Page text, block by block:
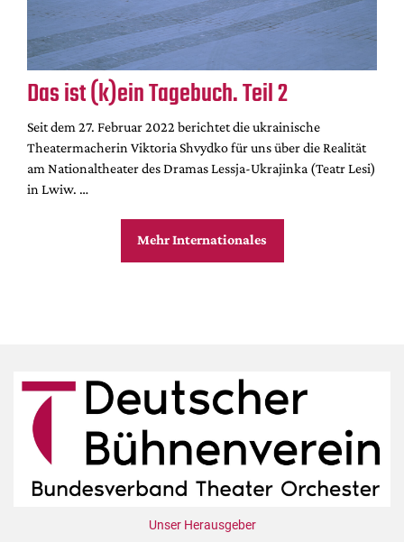
Das ist (k)ein Tagebuch. Teil 2
Seit dem 27. Februar 2022 berichtet die ukrainische
Theatermacherin Viktoria Shvydko für uns über die Realität
am Nationaltheater des Dramas Lessja-Ukrajinka (Teatr Lesi)
in Lwiw. …
Mehr Internationales
Unser Herausgeber